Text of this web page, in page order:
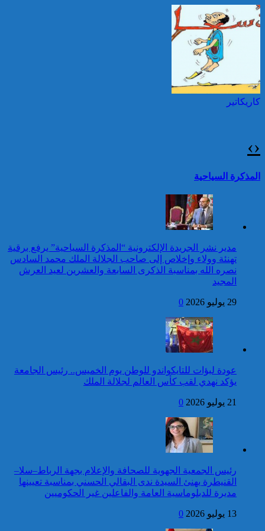
حرائق الغابات : الاتحاد
الأوروبي يعبئ إمكانياته
لدعم فرنسا والبرتغال
بالمناطق الحضرية خلال
حصيلة حوادث السير
بالمناطق الحضرية خلال
الأسبوع المنصرم
حصيلة حوادث السير
بالمناطق الحضرية خلال
الأسبوع المنصرم
الفلبين
العرش المجيد
جلالة الملك يتوصل ببرقية
تهنئة من رئيسة جمهورية
بلغاريا بمناسبة عيد العرش
المجيد
عيد العرش: جلالة الملك
يتلقى برقية تهنئة من رئيس
تهنئة من الوزير الأول لسانت
لوسيا بمناسبة عيد العرش
توقيف شخصين هددا شرطيا
بسكينين خلال محاولة سرقة ليلا
تقرير: 67,7% من الأشخاص في
وضعية إعاقة لم يبلغوا أي مستوى
المديرية العامة للأمن الوطني تؤكد
بريطانية بشأن “اعتقال” مواطن
بريطاني عارية من الصحة
توقيف شخص للاشتباه في تورطه
في ارتكاب جريمة السرقة
المقرونة بالضرب والجرح المفضي
للموت كان ضحيتها مواطن أجنبي
بتارودانت
كاريكاتير
كاريكاتير
كاريكاتير
‹
›
المذكرة السياحية
مدير نشر الجريدة الإلكترونية “المذكرة السياحية” يرفع برقية
تهنئة وولاء وإخلاص إلى صاحب الجلالة الملك محمد السادس
نصره الله بمناسبة الذكرى السابعة والعشرين لعيد العرش
المجيد
29 يوليو 2026 0
عودة لبؤات للتايكواندو للوطن يوم الخميس.. رئيس الجامعة
يؤكد نهدي لقب كأس العالم لجلالة الملك
21 يوليو 2026 0
رئيس الجمعية الجهوية للصحافة والإعلام بجهة الرباط–سلا–
القنيطرة يهنئ السيدة ندى البقالي الحسني بمناسبة تعيينها
مديرة للدبلوماسية العامة والفاعلين غير الحكوميين
13 يوليو 2026 0